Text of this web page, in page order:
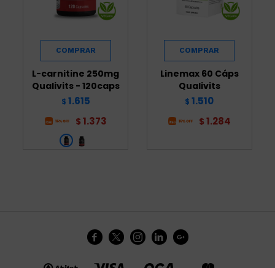
L-carnitine 250mg
Qualivits - 120caps
$ 1.615
$ 1.373
Linemax 60 Cáps
Qualivits
$ 1.510
$ 1.284
    